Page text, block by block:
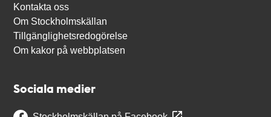
Kontakta oss
Om Stockholmskällan
Tillgänglighetsredogörelse
Om kakor på webbplatsen
Sociala medier